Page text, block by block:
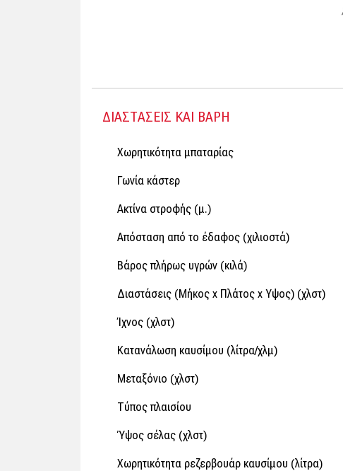
ΔΙΑΣΤΑΣΕΙΣ ΚΑΙ ΒΑΡΗ
Χωρητικότητα μπαταρίας
Γωνία κάστερ
Ακτίνα στροφής (μ.)
Απόσταση από το έδαφος (χιλιοστά)
Βάρος πλήρως υγρών (κιλά)
Διαστάσεις (Μήκος x Πλάτος x Υψος) (χλστ)
Ίχνος (χλστ)
Κατανάλωση καυσίμου (λίτρα/χλμ)
Μεταξόνιο (χλστ)
Τύπος πλαισίου
Ύψος σέλας (χλστ)
Χωρητικότητα ρεζερβουάρ καυσίμου (λίτρα)